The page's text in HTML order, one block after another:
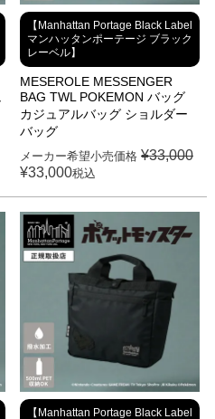
【Manhattan Portage Black Label
マンハッタンポーテージ ブラック
レーベル】
MESEROLE MESSENGER
BAG TWL POKEMON バッグ
カジュアルバッグ ショルダー
バッグ
メーカー希望小売価格 ¥33,000
¥33,000税込
【Manhattan Portage Black Label